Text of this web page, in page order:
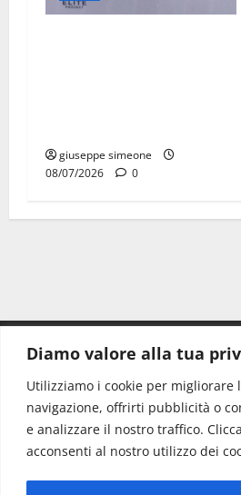
Diamo valore alla tua
Utilizziamo i cookie per migliorare
navigazione, offrirti pubblicità o
e analizzare il nostro traffico.
acconsenti al nostro utilizzo dei
giuseppe simeone
08/07/2026
0
Redazione:
Direttore:
Info & Commerciale: